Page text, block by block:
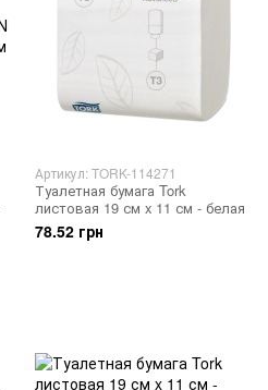
Артикул: TORK-114271
Туалетная бумага Tork
листовая 19 см x 11 см - белая
78.52 грн